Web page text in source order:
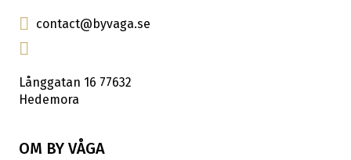
contact@byvaga.se
Långgatan 16 77632
Hedemora
OM BY VÅGA